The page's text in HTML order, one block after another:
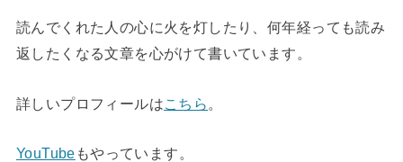
読んでくれた人の心に火を灯したり、何年経っても読み
返したくなる文章を心がけて書いています。
詳しいプロフィールはこちら 。
YouTube もやっています。